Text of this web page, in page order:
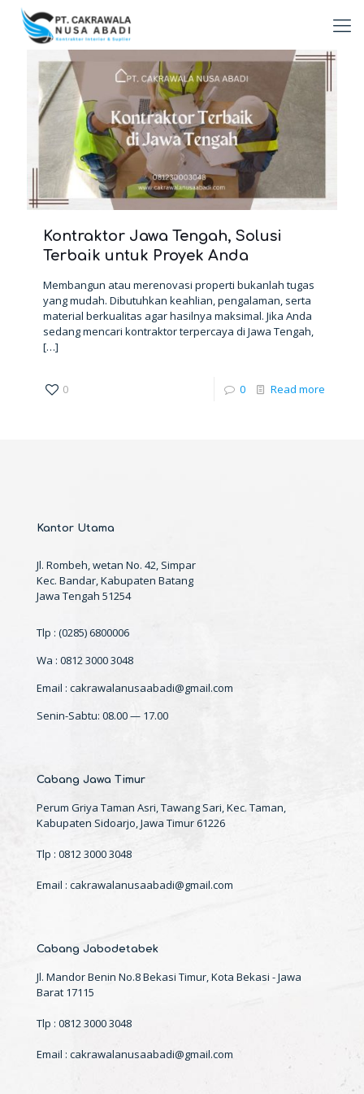
Kontraktor Jawa Tengah, Solusi
Terbaik untuk Proyek Anda
Membangun atau merenovasi properti bukanlah tugas
yang mudah. Dibutuhkan keahlian, pengalaman, serta
material berkualitas agar hasilnya maksimal. Jika Anda
sedang mencari kontraktor terpercaya di Jawa Tengah,
[…]
0 0 Read more
Kantor Utama
Jl. Rombeh, wetan No. 42, Simpar
Kec. Bandar, Kabupaten Batang
Jawa Tengah 51254
Tlp : (0285) 6800006
Wa : 0812 3000 3048
Email : cakrawalanusaabadi@gmail.com
Senin-Sabtu: 08.00 — 17.00
Cabang Jawa Timur
Perum Griya Taman Asri, Tawang Sari, Kec. Taman,
Kabupaten Sidoarjo, Jawa Timur 61226
Tlp : 0812 3000 3048
Email : cakrawalanusaabadi@gmail.com
Cabang Jabodetabek
Jl. Mandor Benin No.8 Bekasi Timur, Kota Bekasi - Jawa
Barat 17115
Tlp : 0812 3000 3048
Email : cakrawalanusaabadi@gmail.com